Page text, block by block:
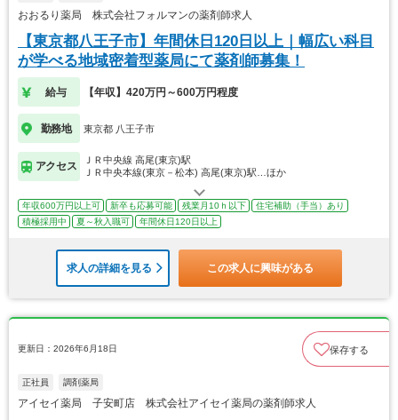
おおるり薬局 株式会社フォルマンの薬剤師求人
【東京都八王子市】年間休日120日以上｜幅広い科目
が学べる地域密着型薬局にて薬剤師募集！
給与 【年収】420万円～600万円程度
勤務地 東京都 八王子市
アクセス
ＪＲ中央線 高尾(東京)駅
ＪＲ中央本線(東京－松本) 高尾(東京)駅…ほか
年収600万円以上可 新卒も応募可能 残業月10ｈ以下
住宅補助（手当）あり
積極採用中
夏～秋入職可 年間休日120日以上
求人の詳細を見る この求人に興味がある
更新日：2026年6月18日 保存する
正社員 調剤薬局
アイセイ薬局 子安町店 株式会社アイセイ薬局の薬剤師求人